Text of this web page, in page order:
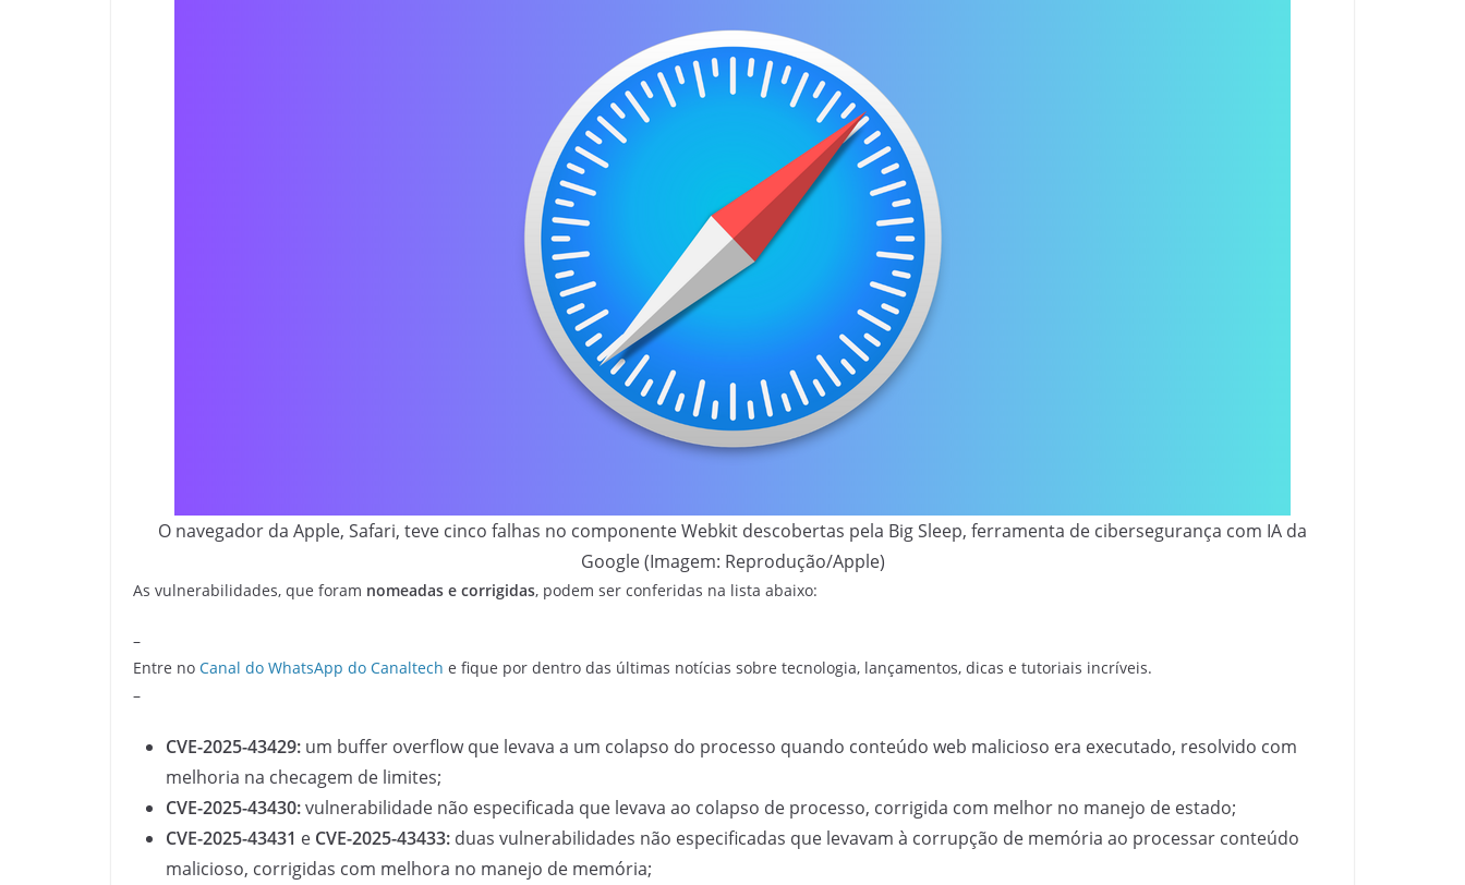
O navegador da Apple, Safari, teve cinco falhas no componente Webkit descobertas pela Big Sleep, ferramenta de cibersegurança com IA da
Google (Imagem: Reprodução/Apple)
As vulnerabilidades, que foram nomeadas e corrigidas, podem ser conferidas na lista abaixo:
–
Entre no Canal do WhatsApp do Canaltech e fique por dentro das últimas notícias sobre tecnologia, lançamentos, dicas e tutoriais incríveis.
–
CVE-2025-43429: um buffer overflow que levava a um colapso do processo quando conteúdo web malicioso era executado, resolvido com
melhoria na checagem de limites;
CVE-2025-43430:vulnerabilidade não especificada que levava ao colapso de processo, corrigida com melhor no manejo de estado;
CVE-2025-43431 e CVE-2025-43433: duas vulnerabilidades não especificadas que levavam à corrupção de memória ao processar conteúdo
malicioso, corrigidas com melhora no manejo de memória;